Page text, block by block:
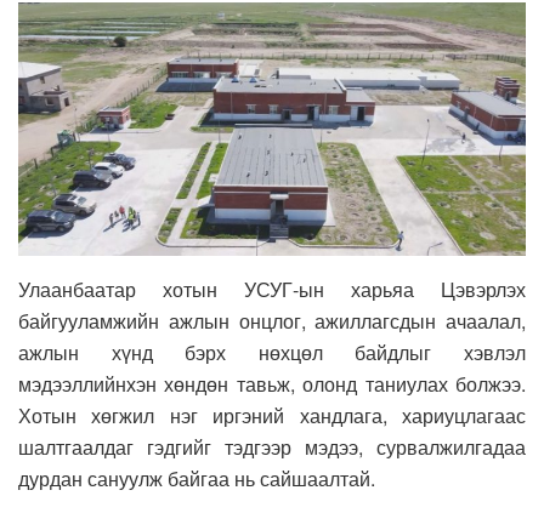
Улаанбаатар хотын УСУГ-ын харьяа Цэвэрлэх
байгууламжийн ажлын онцлог, ажиллагсдын ачаалал,
ажлын хүнд бэрх нөхцөл байдлыг хэвлэл
мэдээллийнхэн хөндөн тавьж, олонд таниулах болжээ.
Хотын хөгжил нэг иргэний хандлага, хариуцлагаас
шалтгаалдаг гэдгийг тэдгээр мэдээ, сурвалжилгадаа
дурдан сануулж байгаа нь сайшаалтай.